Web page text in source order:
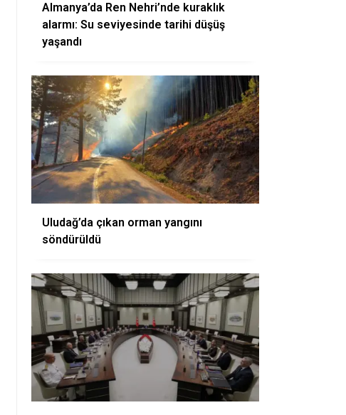
Almanya’da Ren Nehri’nde kuraklık
alarmı: Su seviyesinde tarihi düşüş
yaşandı
Uludağ’da çıkan orman yangını
söndürüldü